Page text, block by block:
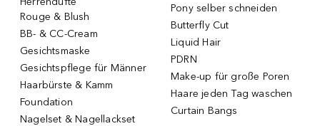
Rouge & Blush
BB- & CC-Cream
Gesichtsmaske
Gesichtspflege für Männer
Haarbürste & Kamm
Foundation
Nagelset & Nagellackset
Pony selber schneiden
Butterfly Cut
Liquid Hair
PDRN
Make-up für große Poren
Haare jeden Tag waschen
Curtain Bangs